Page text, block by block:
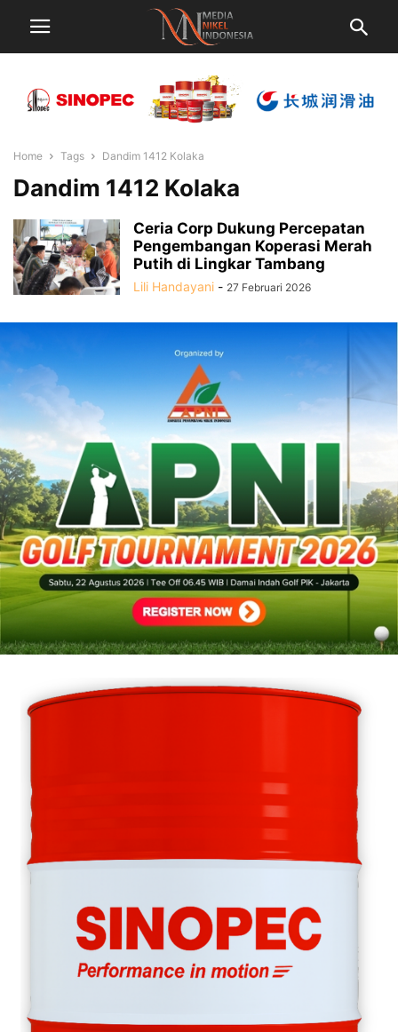
Home Tags Dandim 1412 Kolaka
Dandim 1412 Kolaka
Ceria Corp Dukung Percepatan
Pengembangan Koperasi Merah
Putih di Lingkar Tambang
Lili Handayani - 27 Februari 2026